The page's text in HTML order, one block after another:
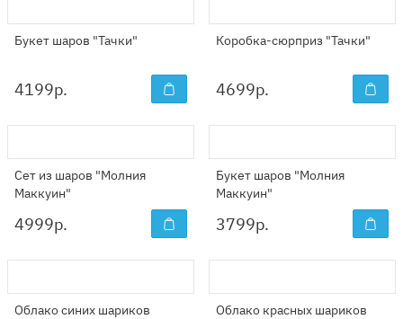
Букет шаров "Тачки"
4199р.
Коробка-сюрприз "Тачки"
4699р.
Сет из шаров "Молния
Маккуин"
4999р.
Букет шаров "Молния
Маккуин"
3799р.
Облако синих шариков
Облако красных шариков